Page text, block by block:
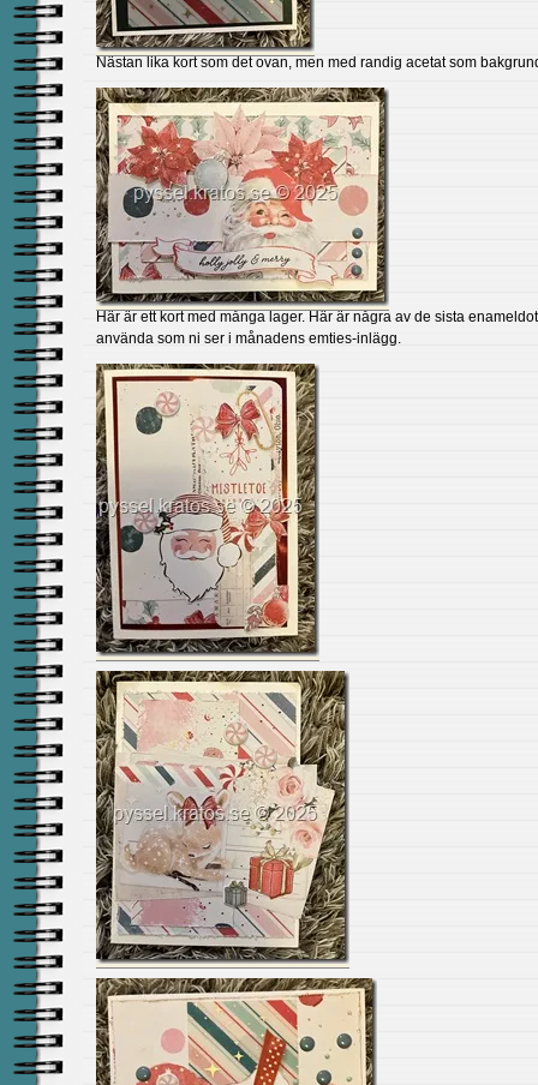
Nästan lika kort som det ovan, men med randig acetat som
Här är ett kort med många lager. Här är några av de sista
använda som ni ser i månadens emties-inlägg.